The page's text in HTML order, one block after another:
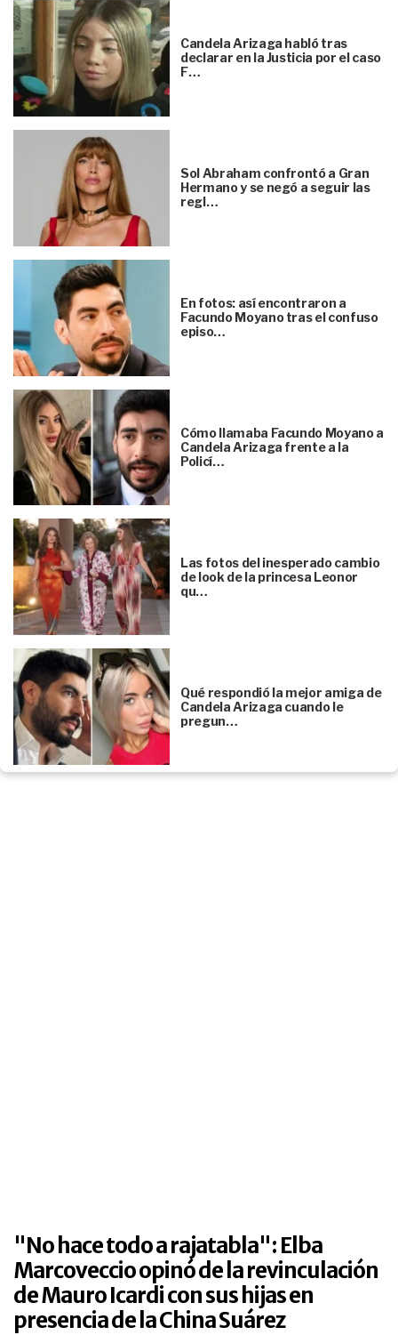
Candela Arizaga habló tras
declarar en la Justicia por el caso
F…
Sol Abraham confrontó a Gran
Hermano y se negó a seguir las
regl…
En fotos: así encontraron a
Facundo Moyano tras el confuso
episo…
Cómo llamaba Facundo Moyano a
Candela Arizaga frente a la
Policí…
Las fotos del inesperado cambio
de look de la princesa Leonor
qu…
Qué respondió la mejor amiga de
Candela Arizaga cuando le
pregun…
"No hace todo a rajatabla": Elba
Marcoveccio opinó de la revinculación
de Mauro Icardi con sus hijas en
presencia de la China Suárez